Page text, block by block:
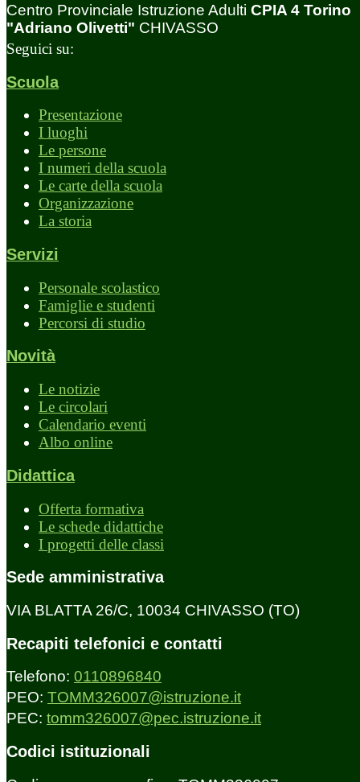
Centro Provinciale Istruzione Adulti CPIA 4 Torino
"Adriano Olivetti" CHIVASSO
Seguici su:
Scuola
Presentazione
I luoghi
Le persone
I numeri della scuola
Le carte della scuola
Organizzazione
La storia
Servizi
Personale scolastico
Famiglie e studenti
Percorsi di studio
Novità
Le notizie
Le circolari
Calendario eventi
Albo online
Didattica
Offerta formativa
Le schede didattiche
I progetti delle classi
Sede amministrativa
VIA BLATTA 26/C, 10034 CHIVASSO (TO)
Recapiti telefonici e contatti
Telefono: 0110896840
PEO: TOMM326007@istruzione.it
PEC: tomm326007@pec.istruzione.it
Codici istituzionali